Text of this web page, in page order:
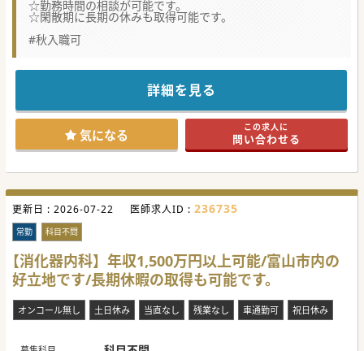
☆勤務時間の相談が可能です。
☆閑散期に長期の休みも取得可能です。
#秋入職可
詳細を見る
気になる この求人に
問い合わせる
更新日 : 2026-07-22 医師求人ID : 236735
常勤 科目不問
【消化器内科】年収1,500万円以上可能/富山市内の
好立地です/長期休暇の取得も可能です。
オンコール無し 土日休み 当直なし 残業なし 車通勤可 祝日休み